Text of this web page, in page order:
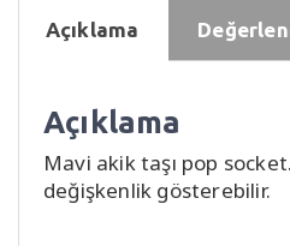
Açıklama
Açıklama
Mavi akik taşı pop
değişkenlik gösterebilir.